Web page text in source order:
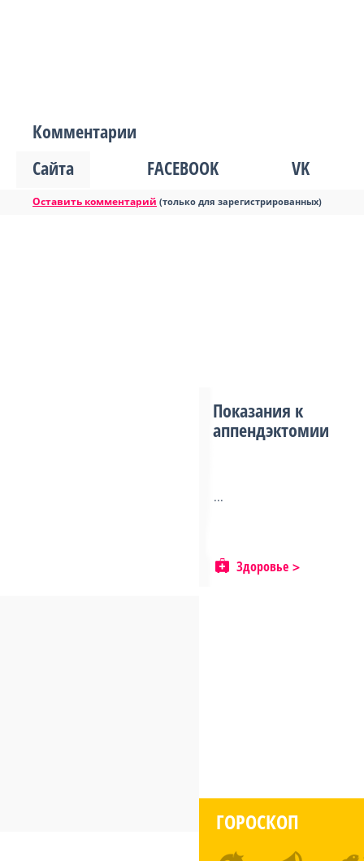
Комментарии
Сайта
FACEBOOK VK
Оставить комментарий (только для зарегистрированных)
Показания к
аппендэктомии
...
Здоровье
ГОРОСКОП